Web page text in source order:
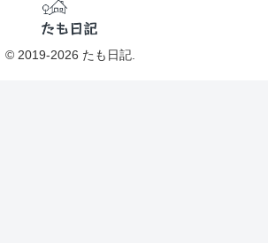
© 2019-2026 たも日記.